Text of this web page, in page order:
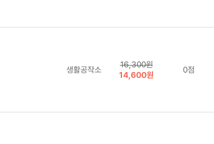
생활공작소
16,300원
14,600원
0점